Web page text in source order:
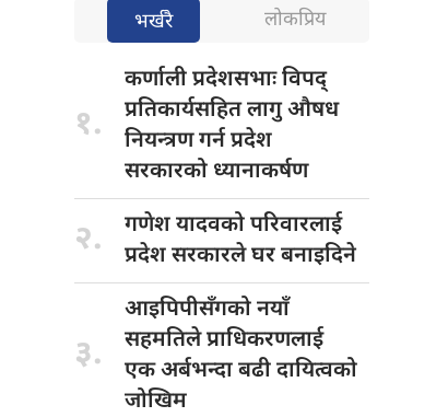
भर्खरै लोकप्रिय
१.
कर्णाली प्रदेशसभाःविपद्
प्रतिकार्यसहित लागु औषध
नियन्त्रण गर्न प्रदेश
सरकारको ध्यानाकर्षण
२. गणेश यादवकोपरिवारलाई
प्रदेश सरकारले घर बनाइदिने
३.
आइपिपीसँगको नयाँ
सहमतिले प्राधिकरणलाई
एक अर्बभन्दा बढी दायित्वको
जोखिम